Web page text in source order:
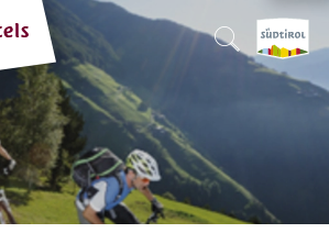
& WIR